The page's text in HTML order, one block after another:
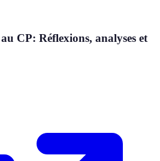
CP: Réflexions, analyses et